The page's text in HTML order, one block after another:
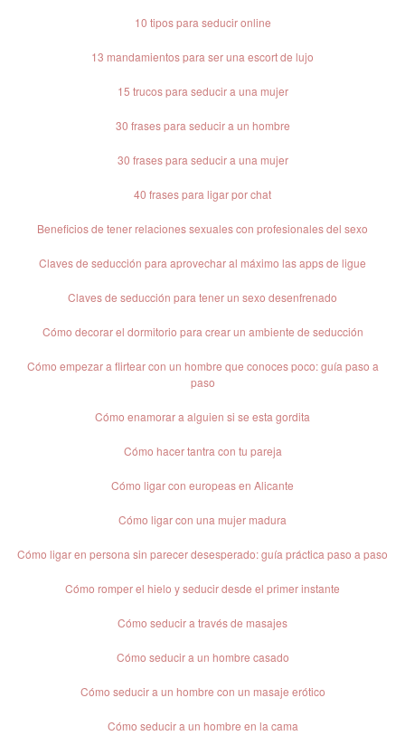
10 tipos para seducir online
13 mandamientos para ser una escort de lujo
15 trucos para seducir a una mujer
30 frases para seducir a un hombre
30 frases para seducir a una mujer
40 frases para ligar por chat
Beneficios de tener relaciones sexuales con profesionales del sexo
Claves de seducción para aprovechar al máximo las apps de ligue
Claves de seducción para tener un sexo desenfrenado
Cómo decorar el dormitorio para crear un ambiente de seducción
Cómo empezar a flirtear con un hombre que conoces poco: guía paso a
paso
Cómo enamorar a alguien si se esta gordita
Cómo hacer tantra con tu pareja
Cómo ligar con europeas en Alicante
Cómo ligar con una mujer madura
Cómo ligar en persona sin parecer desesperado: guía práctica paso a paso
Cómo romper el hielo y seducir desde el primer instante
Cómo seducir a través de masajes
Cómo seducir a un hombre casado
Cómo seducir a un hombre con un masaje erótico
Cómo seducir a un hombre en la cama